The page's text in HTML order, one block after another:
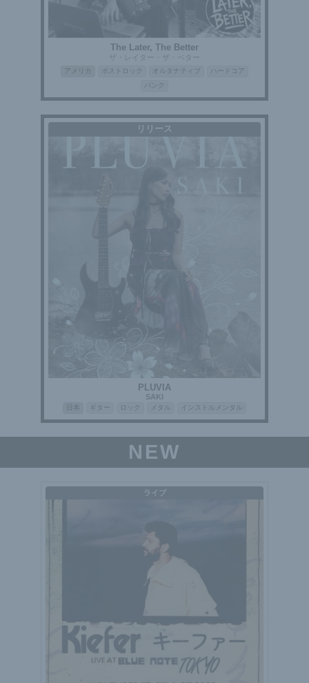
The Later, The Better
ザ・レイター・ザ・ベター
アメリカ ポストロック オルタナティブ
ハードコア
パンク
リリース
PLUVIA
SAKI
ギター ロック メタル インストルメンタル
NEW
ライブ